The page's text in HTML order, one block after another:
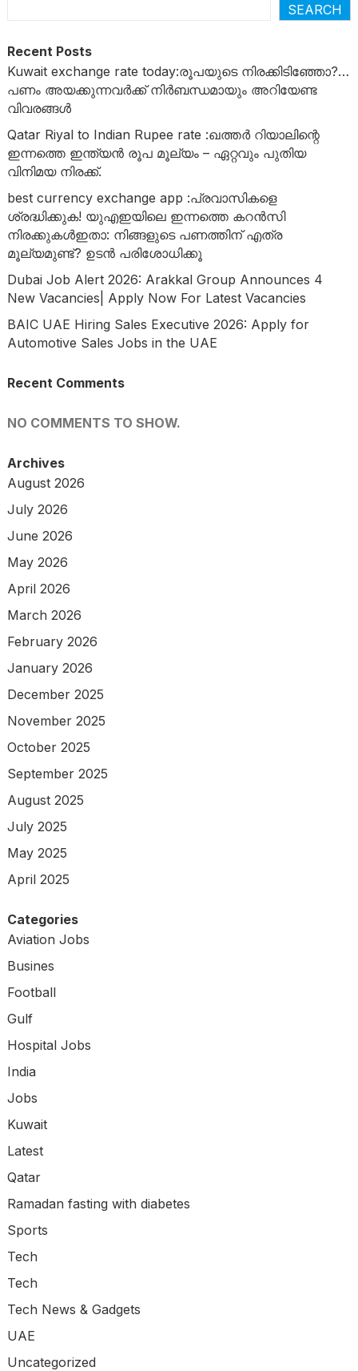
SEARCH
Recent Posts
Kuwait exchange rate today:രൂപയുടെ നിരക്കിടിഞ്ഞോ?…
പണം അയക്കുന്നവർക്ക് നിർബന്ധമായും അറിയേണ്ട
വിവരങ്ങൾ
Qatar Riyal to Indian Rupee rate :ഖത്തർ റിയാലിന്റെ
ഇന്നത്തെ ഇന്ത്യൻ രൂപ മൂല്യം – ഏറ്റവും പുതിയ
വിനിമയ നിരക്ക്.
best currency exchange app :പ്രവാസികളെ
ശ്രദ്ധിക്കുക! യുഎഇയിലെ ഇന്നത്തെ കറൻസി
നിരക്കുകൾഇതാ: നിങ്ങളുടെ പണത്തിന് എത്ര
മൂല്യമുണ്ട്? ഉടൻ പരിശോധിക്കൂ
Dubai Job Alert 2026: Arakkal Group Announces 4
New Vacancies| Apply Now For Latest Vacancies
BAIC UAE Hiring Sales Executive 2026: Apply for
Automotive Sales Jobs in the UAE
Recent Comments
NO COMMENTS TO SHOW.
Archives
August 2026
July 2026
June 2026
May 2026
April 2026
March 2026
February 2026
January 2026
December 2025
November 2025
October 2025
September 2025
August 2025
July 2025
May 2025
April 2025
Categories
Aviation Jobs
Busines
Football
Gulf
Hospital Jobs
India
Jobs
Kuwait
Latest
Qatar
Ramadan fasting with diabetes
Sports
Tech
Tech
Tech News & Gadgets
UAE
Uncategorized